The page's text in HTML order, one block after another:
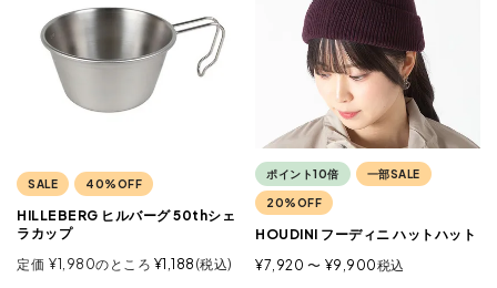
SALE 40%OFF
HILLEBERG ヒルバーグ 50thシェ
ラカップ
定価 ¥1,980のところ ¥1,188 税込
ポイント10倍 一部SALE
20%OFF
HOUDINI フーディニ ハットハット
¥7,920 〜 ¥9,900税込